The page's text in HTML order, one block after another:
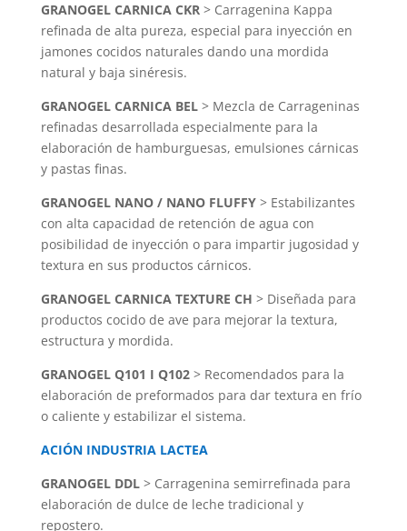
GRANOGEL CARNICA CKR> Carragenina Kappa
refinada de alta pureza, especial para inyección en
jamones cocidos naturales dando una mordida
natural y baja sinéresis.
GRANOGEL CARNICA BEL> Mezcla de Carrageninas
refinadas desarrollada especialmente para la
elaboración de hamburguesas, emulsiones cárnicas
y pastas finas.
GRANOGEL NANO / NANO FLUFFY> Estabilizantes
con alta capacidad de retención de agua con
posibilidad de inyección o para impartir jugosidad y
textura en sus productos cárnicos.
GRANOGEL CARNICA TEXTURE CH > Diseñada para
productos cocido de ave para mejorar la textura,
estructura y mordida.
GRANOGEL Q101 I Q102> Recomendados para la
elaboración de preformados para dar textura en frío
o caliente y estabilizar el sistema.
ACIÓN INDUSTRIA LACTEA
GRANOGEL DDL> Carragenina semirrefinada para
elaboración de dulce de leche tradicional y
repostero.